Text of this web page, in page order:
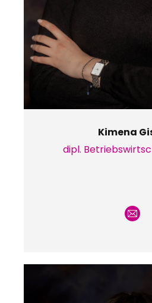
Kimena
dipl.
E-